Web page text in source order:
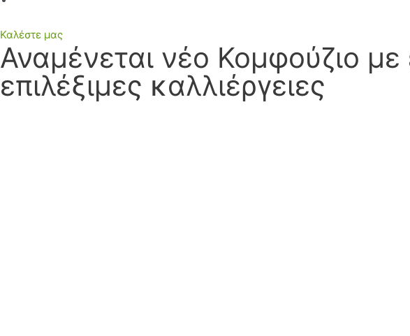
Καλέστε μας
Αναμένεται νέο Κομφούζιο με
επιλέξιμες καλλιέργειες